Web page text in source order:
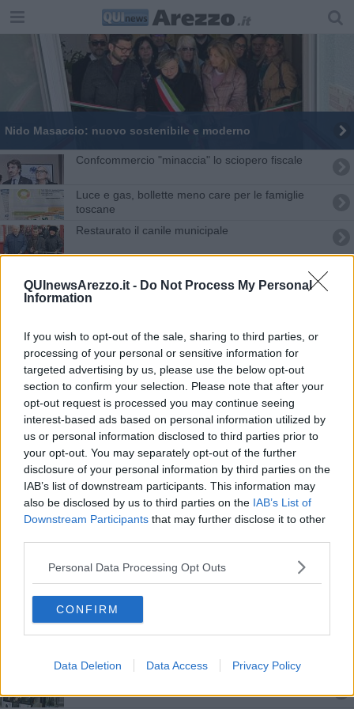
QUInewsArezzo.it - Do Not Process My Personal
Information
If you wish to opt-out of the sale, sharing to third parties, or
processing of your personal or sensitive information for
targeted advertising by us, please use the below opt-out
section to confirm your selection. Please note that after your
opt-out request is processed you may continue seeing
interest-based ads based on personal information utilized by
us or personal information disclosed to third parties prior to
your opt-out. You may separately opt-out of the further
disclosure of your personal information by third parties on the
IAB’s list of downstream participants. This information may
also be disclosed by us to third parties on the IAB’s List of
Downstream Participants that may further disclose it to other
Personal Data Processing Opt Outs
CONFIRM
Data Deletion Data Access Privacy Policy
Nido Masaccio: nuovo sostenibile e moderno
Confcommercio "minaccia" lo sciopero fiscale
Luce e gas, bollette meno care per le famiglie
toscane
Restaurato il canile municipale
Col caro energia mercato sempre più giungla
"Arezzo Casa" piazza tre auto
Case popolari, ecco il bando per la graduatoria
Freschi senza salasso, come usare bene i
condizionatori
Un nuovo asilo in città, ecosostenibile e sicuro
​M’illumino di Meno, Asl Toscana Sud Est in campo
​Il campo del Dante, casa dell'Arezzo Femminile
Maltempo, ancora forti raffiche di vento
Per artigiani e Pmi sconto in bolletta fino al 70%